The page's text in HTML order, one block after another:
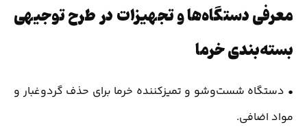
معرفی دستگاه‌ها و تجهیزات در طرح توجیهی
بسته‌بندی خرما
• دستگاه شست‌وشو و تمیزکننده خرما برای حذف گردوغبار و
مواد اضافی.